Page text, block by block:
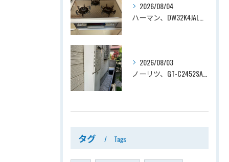
2026/08/04
ハーマン、DW32K4JAL→ノーリツ、N3WV6RWTP2SI、ファミ、つやめきガラストップ、天板幅60cmタイプ、ビルトインコンロ交換工事ー埼玉県さいたま市西区宮前町
2026/08/03
ノーリツ、GT-C2452SAWX→ノーリツ、GT-C2472SAW-1 BL、24号、エコジョーズ、オート、屋外壁掛型、配管カバー付き、給湯器交換工事ー埼玉県さいたま市西区宮前町
タグ Tags